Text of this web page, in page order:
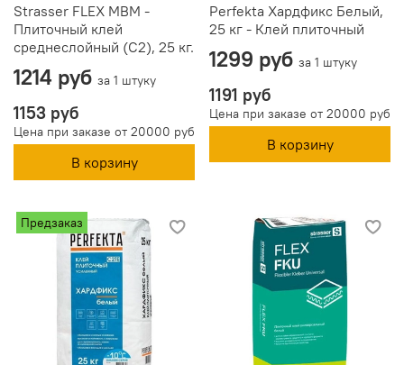
Strasser FLEX MBM -
Плиточный клей
среднеслойный (C2), 25 кг.
1214 руб за 1 штуку
1153 руб
Цена при заказе от 20000 руб
В корзину
Perfekta Хардфикс Белый,
25 кг - Клей плиточный
1299 руб за 1 штуку
1191 руб
Цена при заказе от 20000 руб
В корзину
Предзаказ